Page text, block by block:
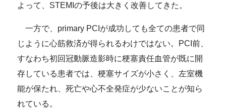
よって、STEMIの予後は大きく改善してきた。
一方で、primary PCIが成功しても全ての患者で同
じように心筋救済が得られるわけではない。PCI前、
すなわち初回冠動脈造影時に梗塞責任血管が既に開
存している患者では、梗塞サイズが小さく、左室機
能が保たれ、死亡や心不全発症が少ないことが知ら
れている。